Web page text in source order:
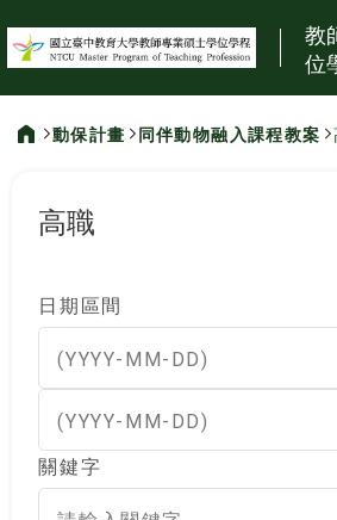
教
位
動保計畫 同伴動物融入課程教案
高職
日期區間
(YYYY-MM-DD)
(YYYY-MM-DD)
關鍵字